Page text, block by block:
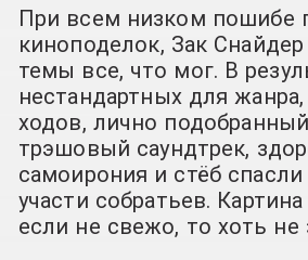
При всем низком пошибе
киноподелок, Зак
темы все, что мог. В
нестандартных для
ходов, лично
трэшовый саундтрек,
самоирония и стёб спасли
участи собратьев.
если не свежо, то хоть не